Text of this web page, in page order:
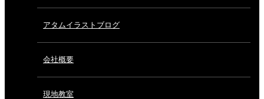
アタムイラストブログ
会社概要
現地教室